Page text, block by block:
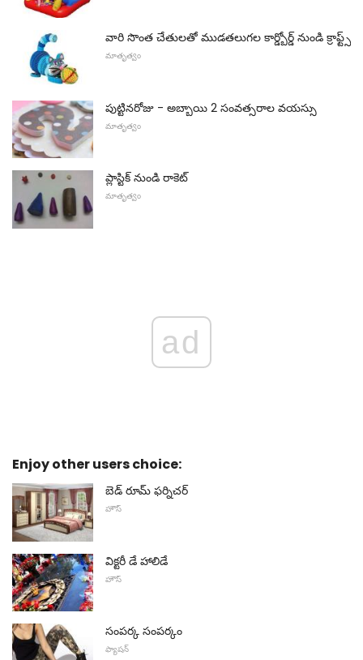
వారి సొంత చేతులతో ముడతలుగల కార్డ్బోర్డ్ నుండి క్రాఫ్ట్స్
మాతృత్వం
పుట్టినరోజు - అబ్బాయి 2 సంవత్సరాల వయస్సు
మాతృత్వం
ప్లాస్టిక్ నుండి రాకెట్
మాతృత్వం
ad
Enjoy other users choice:
బెడ్ రూమ్ ఫర్నిచర్
హౌస్
విక్టరీ డే హాలిడే
హౌస్
సంపర్క సంపర్కం
ఫ్యాషన్